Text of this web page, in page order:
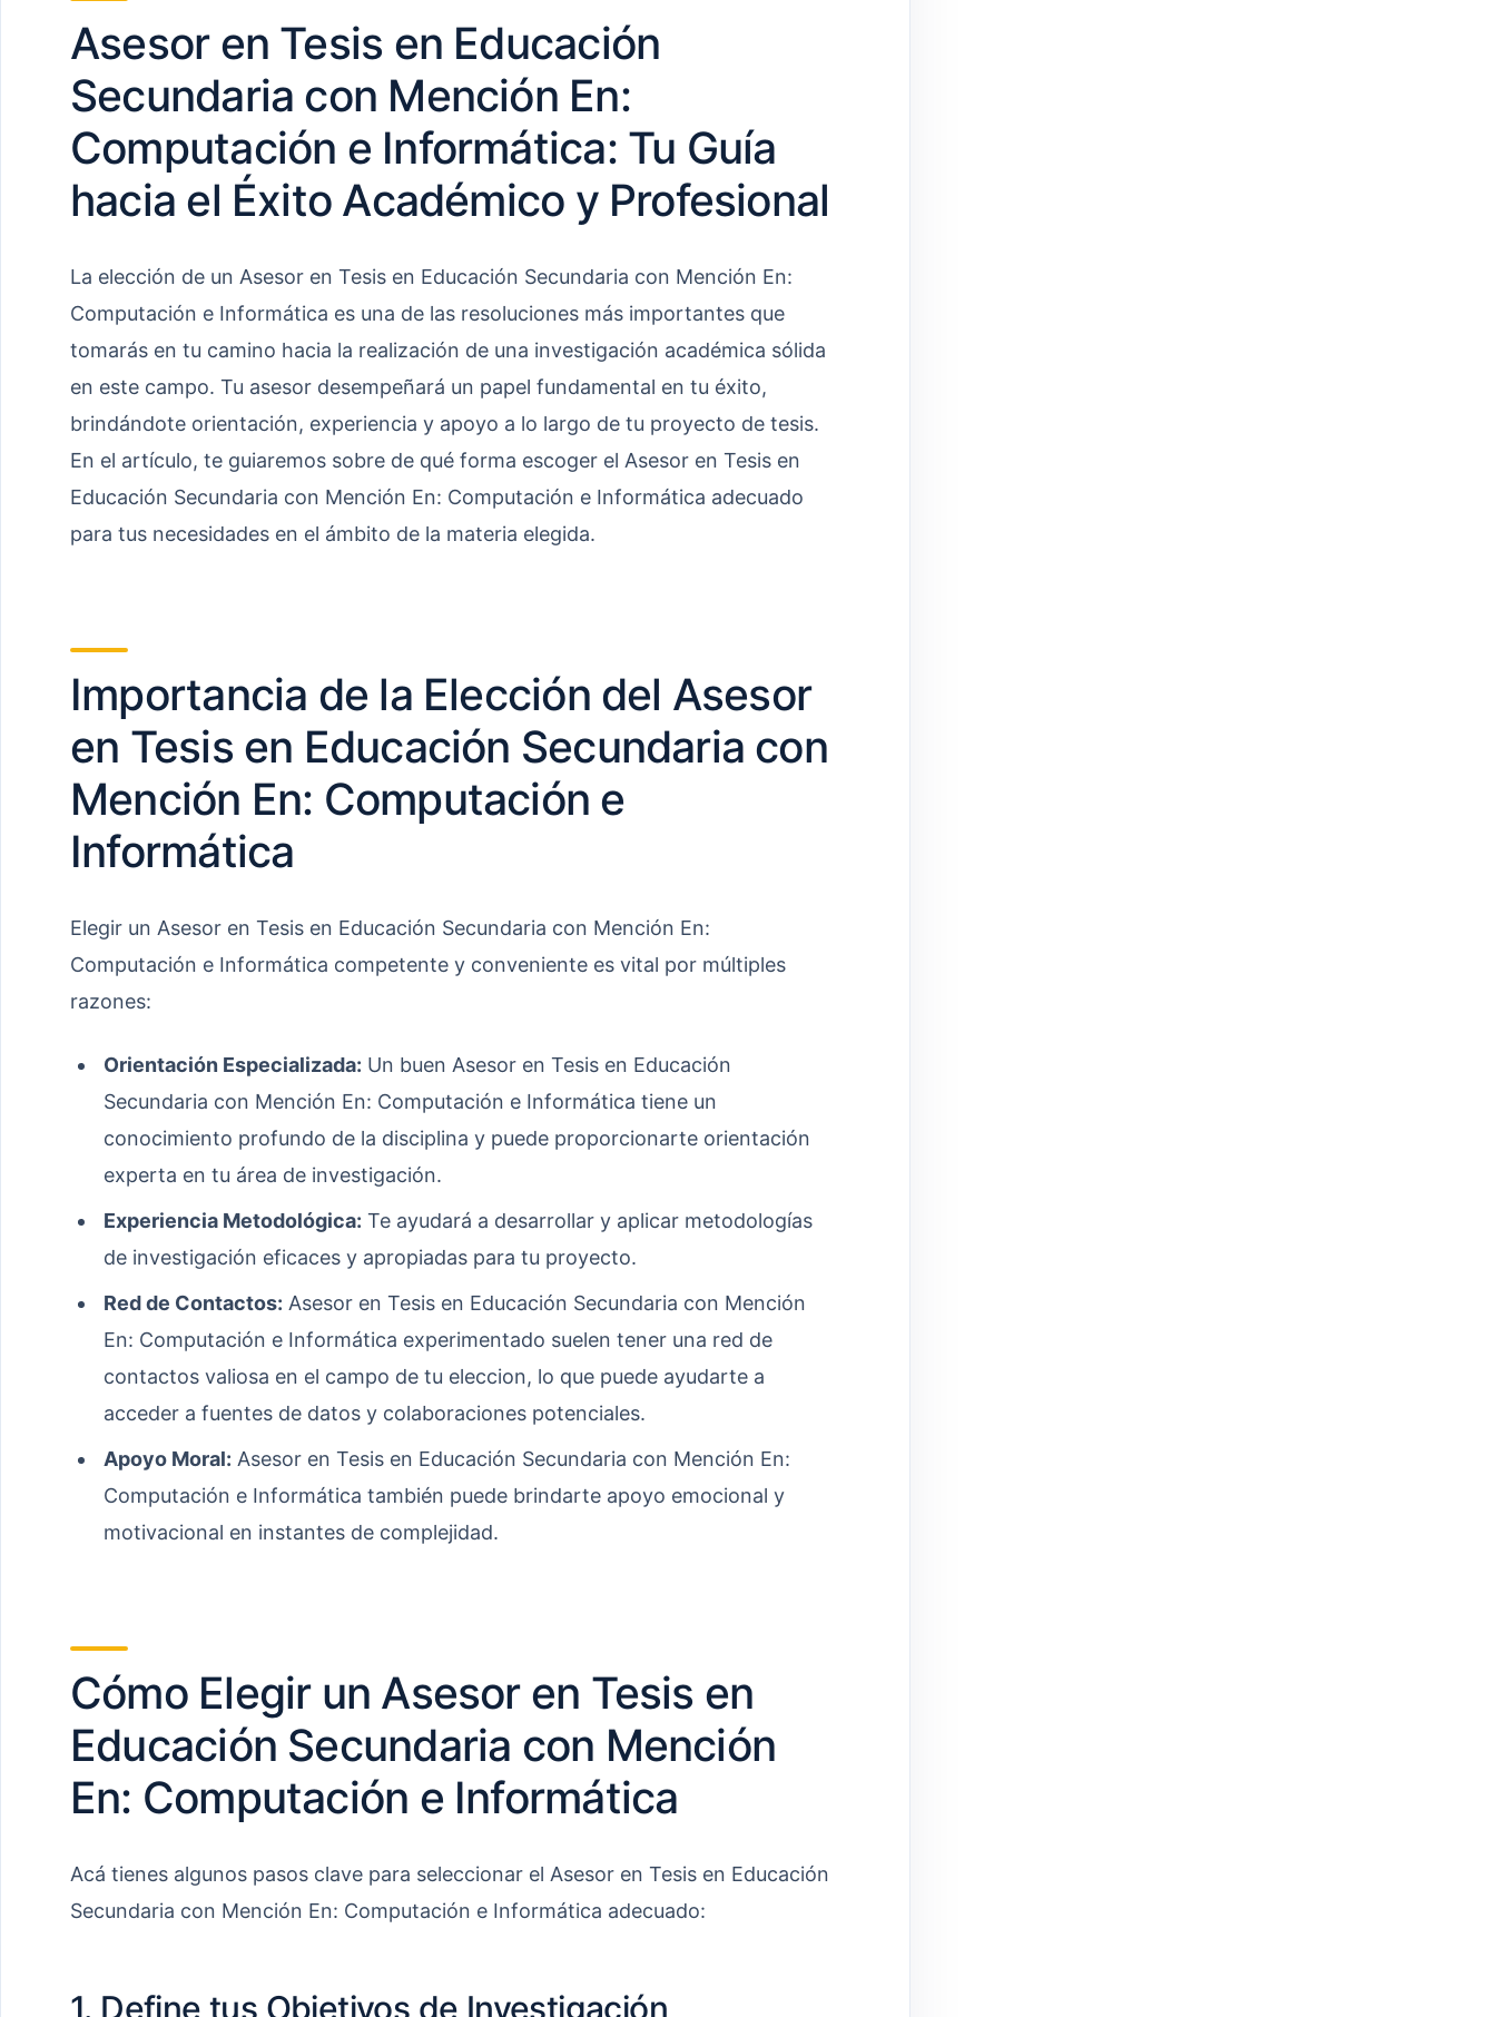
Asesor en Tesis en Educación
Secundaria con Mención En:
Computación e Informática: Tu Guía
hacia el Éxito Académico y Profesional
La elección de un Asesor en Tesis en Educación Secundaria con Mención En:
Computación e Informática es una de las resoluciones más importantes que
tomarás en tu camino hacia la realización de una investigación académica sólida
en este campo. Tu asesor desempeñará un papel fundamental en tu éxito,
brindándote orientación, experiencia y apoyo a lo largo de tu proyecto de tesis.
En el artículo, te guiaremos sobre de qué forma escoger el Asesor en Tesis en
Educación Secundaria con Mención En: Computación e Informática adecuado
para tus necesidades en el ámbito de la materia elegida.
Importancia de la Elección del Asesor
en Tesis en Educación Secundaria con
Mención En: Computación e
Informática
Elegir un Asesor en Tesis en Educación Secundaria con Mención En:
Computación e Informática competente y conveniente es vital por múltiples
razones:
Orientación Especializada: Un buen Asesor en Tesis en Educación
Secundaria con Mención En: Computación e Informática tiene un
conocimiento profundo de la disciplina y puede proporcionarte orientación
experta en tu área de investigación.
Experiencia Metodológica: Te ayudará a desarrollar y aplicar metodologías
de investigación eficaces y apropiadas para tu proyecto.
Red de Contactos: Asesor en Tesis en Educación Secundaria con Mención
En: Computación e Informática experimentado suelen tener una red de
contactos valiosa en el campo de tu eleccion, lo que puede ayudarte a
acceder a fuentes de datos y colaboraciones potenciales.
Apoyo Moral: Asesor en Tesis en Educación Secundaria con Mención En:
Computación e Informática también puede brindarte apoyo emocional y
motivacional en instantes de complejidad.
Cómo Elegir un Asesor en Tesis en
Educación Secundaria con Mención
En: Computación e Informática
Acá tienes algunos pasos clave para seleccionar el Asesor en Tesis en Educación
Secundaria con Mención En: Computación e Informática adecuado:
1. Define tus Objetivos de Investigación